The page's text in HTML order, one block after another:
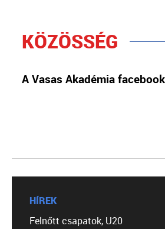
KÖZÖSSÉG
A Vasas Akadémia
HÍREK
Felnőtt csapatok, U20